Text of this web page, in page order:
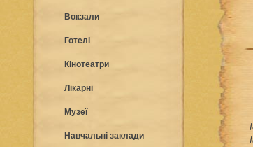
Вокзали
Готелі
Кінотеатри
Лікарні
Музеї
Навчальні заклади